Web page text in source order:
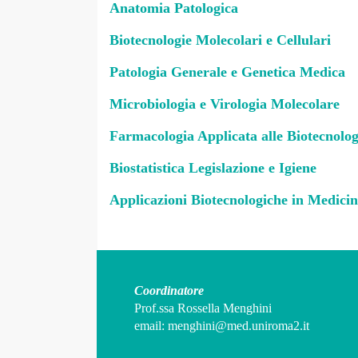
Anatomia Patologica
Biotecnologie Molecolari e Cellulari
Patologia Generale e Genetica Medica
Microbiologia e Virologia Molecolare
Farmacologia Applicata alle
Biostatistica Legislazione e Igiene
Applicazioni Biotecnologiche in
Coordinatore
Prof.ssa Rossella Menghini
email: menghini@med.uniroma2.it